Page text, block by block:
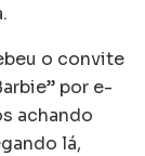
o convite
por e-
achando
lá,